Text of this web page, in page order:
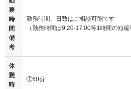
務
時
間
備
考
勤務時間、日数はご相談可能です
（勤務時間は9:20-17:00等1時間の短
休
憩
時
①60分